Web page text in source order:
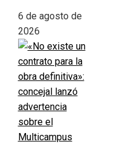
6 de agosto de
2026